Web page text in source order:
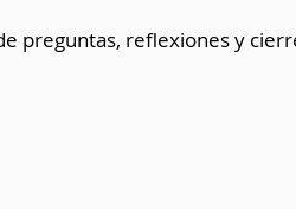
preguntas, reflexiones y